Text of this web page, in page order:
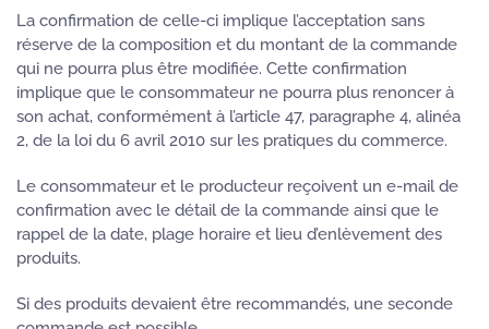
La confirmation de celle-ci implique l’acceptation sans
réserve de la composition et du montant de la commande
qui ne pourra plus être modifiée. Cette confirmation
implique que le consommateur ne pourra plus renoncer à
son achat, conformément à l’article 47, paragraphe 4, alinéa
2, de la loi du 6 avril 2010 sur les pratiques du commerce.
Le consommateur et le producteur reçoivent un e-mail de
confirmation avec le détail de la commande ainsi que le
rappel de la date, plage horaire et lieu d’enlèvement des
produits.
Si des produits devaient être recommandés, une seconde